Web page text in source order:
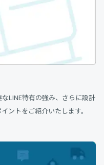
LINE特有の強み、さらに設計
ントをご紹介いたします。